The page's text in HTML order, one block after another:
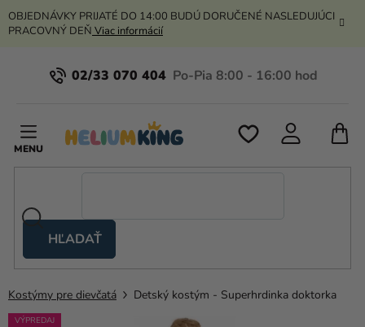
Prejsť
na
OBJEDNÁVKY PRIJATÉ DO 14:00 BUDÚ DORUČENÉ NASLEDUJÚCI
PRACOVNÝ DEŇ Viac informácií
02/33 070 404
HĽADAŤ
stany
Kanekalon
Kostýmy pre dievčatá Detský kostým - Superhrdinka doktorka
VÝPREDAJ